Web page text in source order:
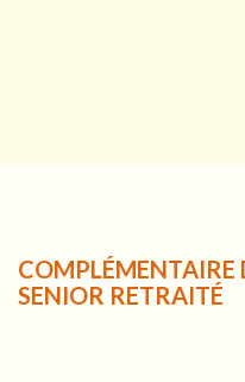
COMPLÉMENTAIRE
SENIOR RETRAITÉ